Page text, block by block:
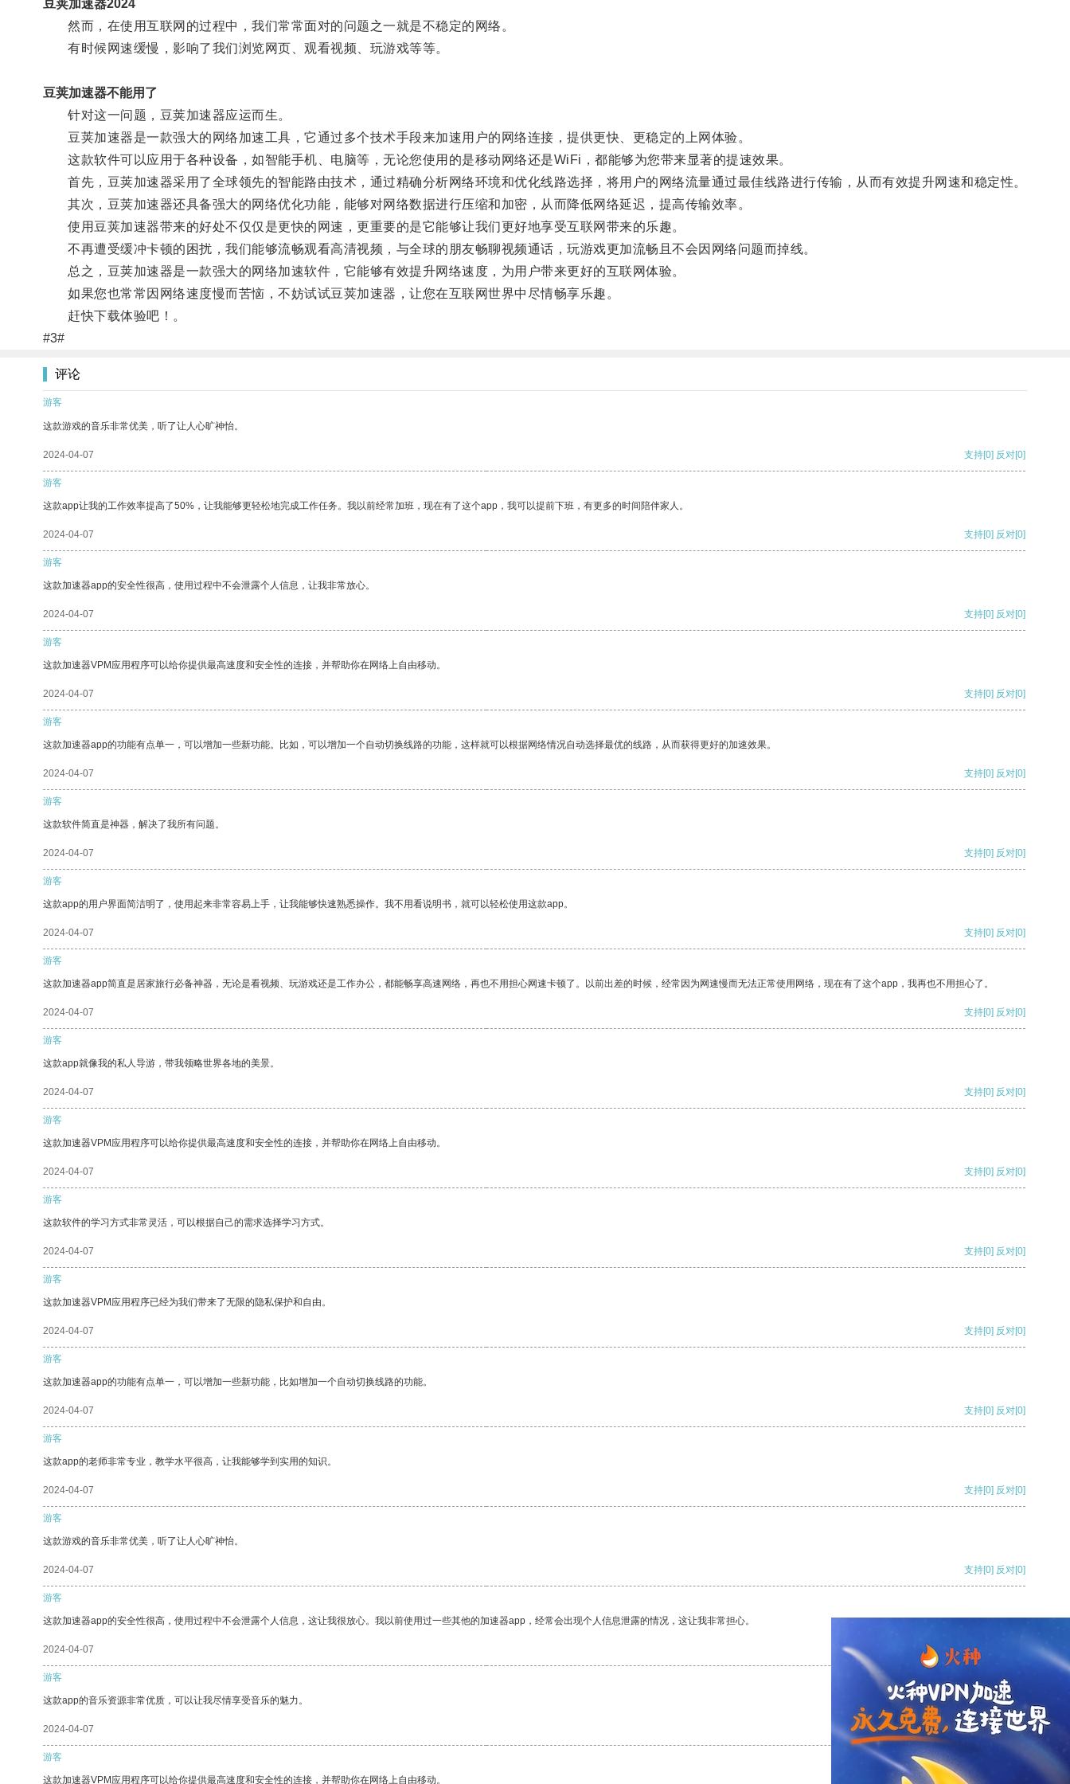
豆荚加速器2024
然而，在使用互联网的过程中，我们常常面对的问题之一就是不稳定的网络。
有时候网速缓慢，影响了我们浏览网页、观看视频、玩游戏等等。
豆荚加速器不能用了
针对这一问题，豆荚加速器应运而生。
豆荚加速器是一款强大的网络加速工具，它通过多个技术手段来加速用户的网络连接，提供更快、更稳定的上网体验。
这款软件可以应用于各种设备，如智能手机、电脑等，无论您使用的是移动网络还是WiFi，都能够为您带来显著的提速效果。
首先，豆荚加速器采用了全球领先的智能路由技术，通过精确分析网络环境和优化线路选择，将用户的网络流量通过最佳线路进行传输，从而有效提升网速和稳定性。
其次，豆荚加速器还具备强大的网络优化功能，能够对网络数据进行压缩和加密，从而降低网络延迟，提高传输效率。
使用豆荚加速器带来的好处不仅仅是更快的网速，更重要的是它能够让我们更好地享受互联网带来的乐趣。
不再遭受缓冲卡顿的困扰，我们能够流畅观看高清视频，与全球的朋友畅聊视频通话，玩游戏更加流畅且不会因网络问题而掉线。
总之，豆荚加速器是一款强大的网络加速软件，它能够有效提升网络速度，为用户带来更好的互联网体验。
如果您也常常因网络速度慢而苦恼，不妨试试豆荚加速器，让您在互联网世界中尽情畅享乐趣。
赶快下载体验吧！。
#3#
评论
游客
这款游戏的音乐非常优美，听了让人心旷神怡。
2024-04-07 支持[0] 反对[0]
游客
这款app让我的工作效率提高了50%，让我能够更轻松地完成工作任务。我以前经常加班，现在有了这个app，我可以提前下班，有更多的时间陪伴家人。
2024-04-07 支持[0] 反对[0]
游客
这款加速器app的安全性很高，使用过程中不会泄露个人信息，让我非常放心。
2024-04-07 支持[0] 反对[0]
游客
这款加速器VPM应用程序可以给你提供最高速度和安全性的连接，并帮助你在网络上自由移动。
2024-04-07 支持[0] 反对[0]
游客
这款加速器app的功能有点单一，可以增加一些新功能。比如，可以增加一个自动切换线路的功能，这样就可以根据网络情况自动选择最优的线路，从而获得更好的加速效果。
2024-04-07 支持[0] 反对[0]
游客
这款软件简直是神器，解决了我所有问题。
2024-04-07 支持[0] 反对[0]
游客
这款app的用户界面简洁明了，使用起来非常容易上手，让我能够快速熟悉操作。我不用看说明书，就可以轻松使用这款app。
2024-04-07 支持[0] 反对[0]
游客
这款加速器app简直是居家旅行必备神器，无论是看视频、玩游戏还是工作办公，都能畅享高速网络，再也不用担心网速卡顿了。以前出差的时候，经常因为网速慢而无法正常使用网络，现在有了这个app，我再也不用担心了。
2024-04-07 支持[0] 反对[0]
游客
这款app就像我的私人导游，带我领略世界各地的美景。
2024-04-07 支持[0] 反对[0]
游客
这款加速器VPM应用程序可以给你提供最高速度和安全性的连接，并帮助你在网络上自由移动。
2024-04-07 支持[0] 反对[0]
游客
这款软件的学习方式非常灵活，可以根据自己的需求选择学习方式。
2024-04-07 支持[0] 反对[0]
游客
这款加速器VPM应用程序已经为我们带来了无限的隐私保护和自由。
2024-04-07 支持[0] 反对[0]
游客
这款加速器app的功能有点单一，可以增加一些新功能，比如增加一个自动切换线路的功能。
2024-04-07 支持[0] 反对[0]
游客
这款app的老师非常专业，教学水平很高，让我能够学到实用的知识。
2024-04-07 支持[0] 反对[0]
游客
这款游戏的音乐非常优美，听了让人心旷神怡。
2024-04-07 支持[0] 反对[0]
游客
这款加速器app的安全性很高，使用过程中不会泄露个人信息，这让我很放心。我以前使用过一些其他的加速器app，经常会出现个人信息泄露的情况，这让我非常担心。
2024-04-07 支持
游客
这款app的音乐资源非常优质，可以让我尽情享受音乐的魅力。
2024-04-07 支持[0] 反对[0]
游客
这款加速器VPM应用程序可以给你提供最高速度和安全性的连接，并帮助你在网络上自由移动。